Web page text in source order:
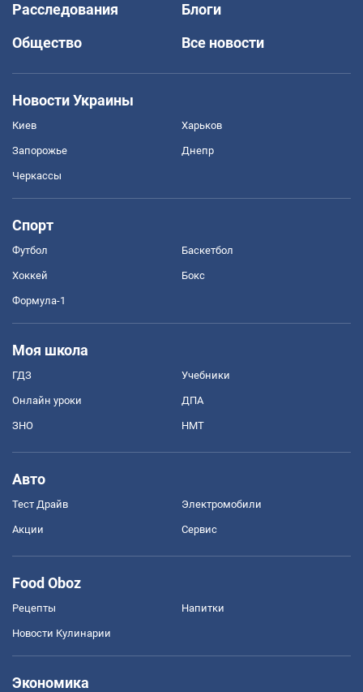
Расследования
Блоги
Общество
Все новости
Новости Украины
Киев Харьков
Запорожье Днепр
Черкассы
Спорт
Футбол Баскетбол
Хоккей Бокс
Формула-1
Моя школа
ГДЗ Учебники
Онлайн уроки ДПА
ЗНО НМТ
Авто
Тест Драйв Электромобили
Акции Сервис
Food Oboz
Рецепты Напитки
Новости Кулинарии
Экономика